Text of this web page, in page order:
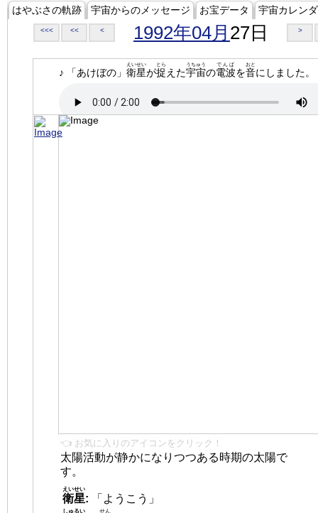
はやぶさの軌跡 宇宙からのメッセージ お宝データ 宇宙カレン
<<< << < 1992年04月 27日 >
♪ 「あけぼの」 衛星
えいせい
が捉
とら
えた宇宙
うちゅう
の電波
でんぱ
を音
おと
にしました。
👈 お気に入りのアイコンをクリック！
太陽活動が静かになりつつある時期の太陽で
す。
衛星
えいせい
:
「ようこう」
しゅるい せん